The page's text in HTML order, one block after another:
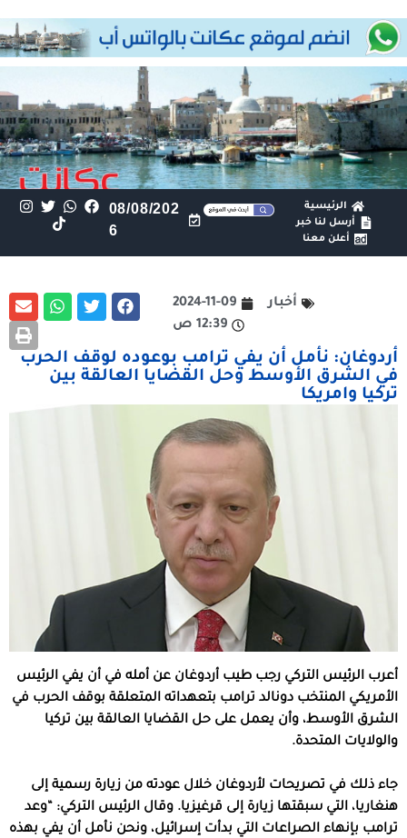
الرئيسية
أرسل لنا خبر
أعلن معنا
08/08/202
6
أخبار
2024-11-09
12:39 ص
أردوغان: نأمل أن يفي ترامب بوعوده لوقف الحرب
في الشرق الأوسط وحل القضايا العالقة بين
تركيا وامريكا
أعرب الرئيس التركي رجب طيب أردوغان عن أمله في أن يفي الرئيس
الأمريكي المنتخب دونالد ترامب بتعهداته المتعلقة بوقف الحرب في
الشرق الأوسط، وأن يعمل على حل القضايا العالقة بين تركيا
والولايات المتحدة.
جاء ذلك في تصريحات لأردوغان خلال عودته من زيارة رسمية إلى
هنغاريا، التي سبقتها زيارة إلى قرغيزيا. وقال الرئيس التركي: “وعد
ترامب بإنهاء الصراعات التي بدأت إسرائيل، ونحن نأمل أن يفي بهذه